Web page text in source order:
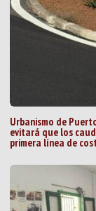
Urbanismo de
evitará que los
primera línea de